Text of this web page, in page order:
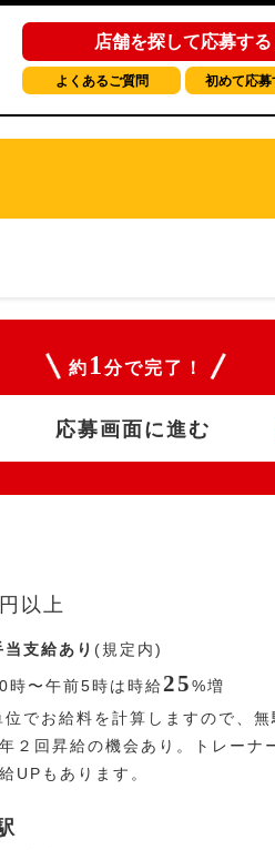
店舗を探して応募する
よくあるご質問 初めて応募
約 1 分で完了！
応募画面に進む
円 以上
支給あり (規定内)
時〜午前5時は時給25%増
位でお給料を計算しますので、無
２回昇給の機会あり。トレーナ
UPもあります。